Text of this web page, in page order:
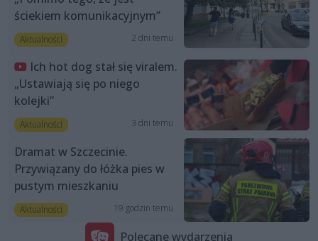
ściekiem komunikacyjnym”
Aktualności 2 dni temu
Ich hot dog stał się viralem.
„Ustawiają się po niego
kolejki”
Aktualności 3 dni temu
Dramat w Szczecinie.
Przywiązany do łóżka pies w
pustym mieszkaniu
Aktualności 19 godzin temu
Polecane wydarzenia